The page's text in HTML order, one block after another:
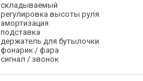
складываемый
регулировка высоты руля
амортизация
подставка
держатель для бутылочки
фонарик / фара
сигнал / звонок